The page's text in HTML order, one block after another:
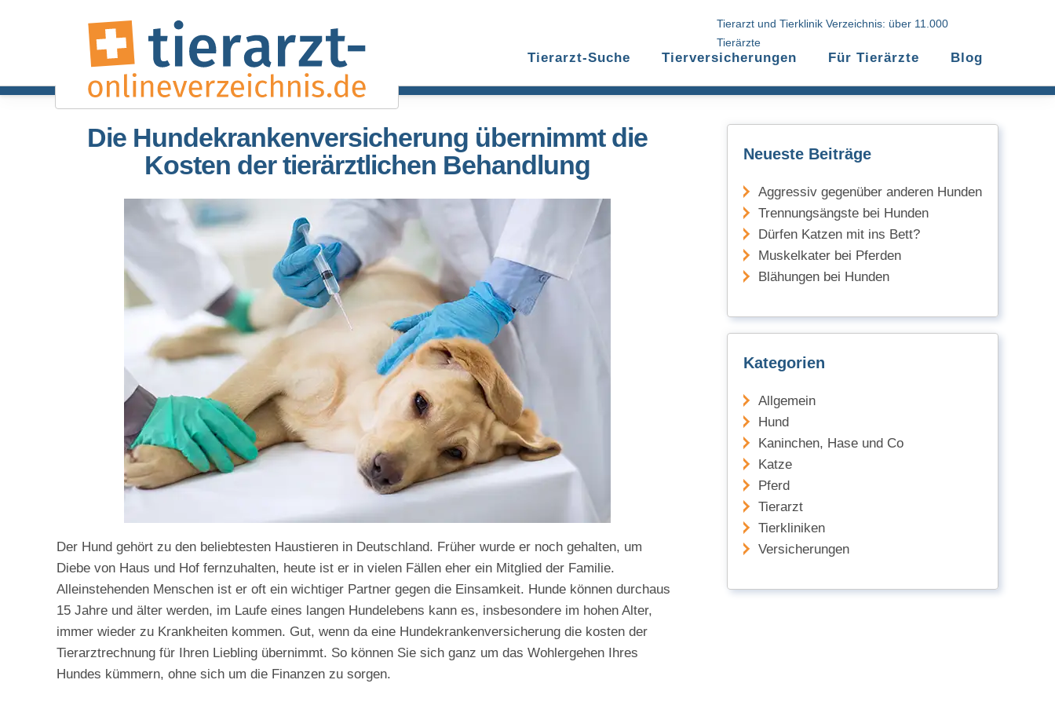
Tierarzt und Tierklinik Verzeichnis: über 11.000
Tierärzte
Tierarzt-Suche Tierversicherungen Für Tierärzte Blog
Die Hundekrankenversicherung übernimmt die
Kosten der tierärztlichen Behandlung
Der Hund gehört zu den beliebtesten Haustieren in Deutschland. Früher wurde er noch gehalten, um
Diebe von Haus und Hof fernzuhalten, heute ist er in vielen Fällen eher ein Mitglied der Familie.
Alleinstehenden Menschen ist er oft ein wichtiger Partner gegen die Einsamkeit. Hunde können durchaus
15 Jahre und älter werden, im Laufe eines langen Hundelebens kann es, insbesondere im hohen Alter,
immer wieder zu Krankheiten kommen. Gut, wenn da eine Hundekrankenversicherung die kosten der
Tierarztrechnung für Ihren Liebling übernimmt. So können Sie sich ganz um das Wohlergehen Ihres
Hundes kümmern, ohne sich um die Finanzen zu sorgen.
Neueste Beiträge
Aggressiv gegenüber anderen Hunden
Trennungsängste bei Hunden
Dürfen Katzen mit ins Bett?
Muskelkater bei Pferden
Blähungen bei Hunden
Kategorien
Allgemein
Hund
Kaninchen, Hase und Co
Katze
Pferd
Tierarzt
Tierkliniken
Versicherungen